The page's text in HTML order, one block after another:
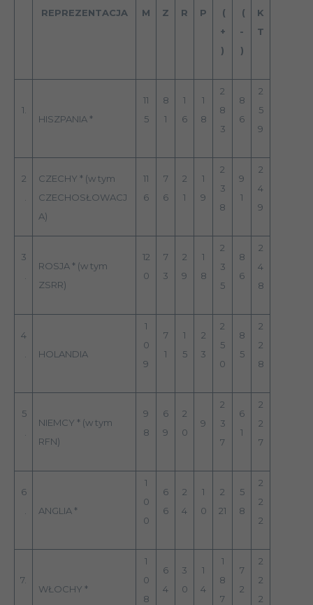
REPREZENTACJA M Z R P
(
+
)
(
-
)
K
T
1.
HISZPANIA *
11
5
8
1
1
6
1
8
2
8
3
8
6
2
5
9
2
CZECHY * (w tym
CZECHOSŁOWACJ
A)
11
6
7
6
2
1
1
9
2
3
8
9
1
2
4
9
3
ROSJA * (w tym
ZSRR)
12
0
7
3
2
9
1
8
2
3
5
8
6
2
4
8
4
HOLANDIA
1
0
9
7
1
1
5
2
3
2
5
0
8
5
2
2
8
5
NIEMCY * (w tym
RFN)
9
8
6
9
2
0
9
2
3
7
6
1
2
2
7
6
ANGLIA *
1
0
0
6
6
2
4
1
0
2
21
5
8
2
2
2
7.
WŁOCHY *
1
0
8
6
4
3
0
1
4
1
8
7
7
2
2
2
2